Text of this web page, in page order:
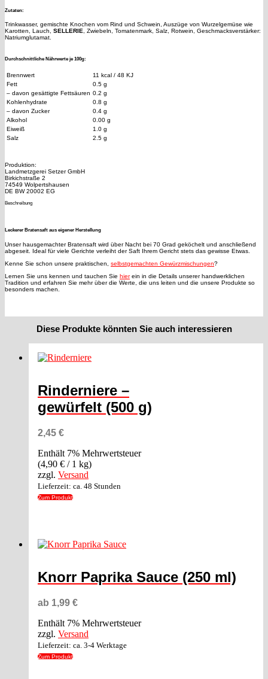
Zutaten:
Trinkwasser, gemischte Knochen vom Rind und Schwein, Auszüge von Wurzelgemüse wie
Karotten, Lauch, SELLERIE, Zwiebeln, Tomatenmark, Salz, Rotwein, Geschmacksverstärker:
Natriumglutamat.
Durchschnittliche Nährwerte je 100g:
Brennwert
11 kcal / 48 KJ
Fett
0.5 g
– davon gesättigte Fettsäuren 0.2 g
Kohlenhydrate
0.8 g
– davon Zucker
0.4 g
Alkohol
0.00 g
Eiweiß
1.0 g
Salz
2.5 g
Produktion:
Landmetzgerei Setzer GmbH
Birkichstraße 2
74549 Wolpertshausen
DE BW 20002 EG
Beschreibung
Leckerer Bratensaft aus eigener Herstellung
Unser hausgemachter Bratensaft wird über Nacht bei 70 Grad geköchelt und anschließend
abgeseit. Ideal für viele Gerichte verleiht der Saft Ihrem Gericht stets das gewisse Etwas.
Kenne Sie schon unsere praktischen, selbstgemachten Gewürzmischungen?
Lernen Sie uns kennen und tauchen Sie hierein in die Details unserer handwerklichen
Tradition und erfahren Sie mehr über die Werte, die uns leiten und die unsere Produkte so
besonders machen.
Diese Produkte könnten Sie auch interessieren
Rinderniere –
gewürfelt (500 g)
2,45 €
Enthält 7% Mehrwertsteuer
(4,90 € / 1 kg)
zzgl. Versand
Lieferzeit: ca. 48 Stunden
Zum Produkt
Knorr Paprika Sauce (250 ml)
ab 1,99 €
Enthält 7% Mehrwertsteuer
zzgl. Versand
Lieferzeit: ca. 3-4 Werktage
Zum Produkt